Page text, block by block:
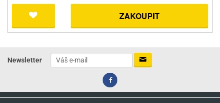
ZAKOUPIT
Newsletter